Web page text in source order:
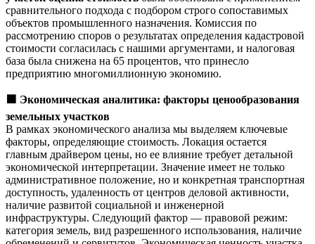
сравнительного подхода с подбором строго сопоставимых
объектов промышленного назначения. Комиссия по
рассмотрению споров о результатах определения кадастровой
стоимости согласилась с нашими аргументами, и налоговая
база была снижена на 65 процентов, что принесло
предприятию многомиллионную экономию.
Экономическая аналитика: факторы ценообразования
земельных участков
В рамках экономического анализа мы выделяем ключевые
факторы, определяющие стоимость. Локация остается
главным драйвером цены, но ее влияние требует детальной
экономической интерпретации. Значение имеет не только
административное положение, но и конкретная транспортная
доступность, удаленность от центров деловой активности,
наличие развитой социальной и инженерной
инфраструктуры. Следующий фактор — правовой режим:
категория земель, вид разрешенного использования, наличие